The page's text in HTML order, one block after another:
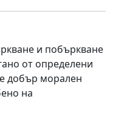
и побъркване
от определени
добър морален
на